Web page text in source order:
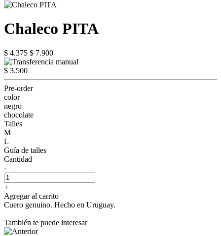
Chaleco PITA
$ 4.375 $ 7.900
$ 3.500
Pre-order
color
negro
chocolate
Talles
M
L
Guía de talles
Cantidad
-
+
Agregar al carrito
Cuero genuino. Hecho en Uruguay.
También te puede interesar